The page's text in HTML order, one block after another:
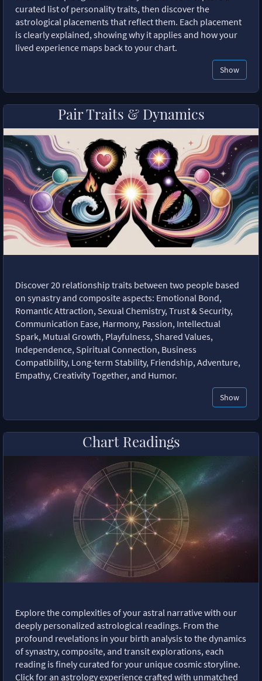
curated list of personality traits, then discover the
astrological placements that reflect them. Each placement
is clearly explained, showing why it applies and how your
lived experience maps back to your chart.
Show
Pair Traits & Dynamics
Discover 20 relationship traits between two people based
on synastry and composite aspects: Emotional Bond,
Romantic Attraction, Sexual Chemistry, Trust & Security,
Communication Ease, Harmony, Passion, Intellectual
Spark, Mutual Growth, Playfulness, Shared Values,
Independence, Spiritual Connection, Business
Compatibility, Long-term Stability, Friendship, Adventure,
Empathy, Creativity Together, and Humor.
Show
Chart Readings
Explore the complexities of your astral narrative with our
deeply personalized astrological readings. From the
profound revelations in your birth analysis to the dynamics
of synastry, composite, and transit explorations, each
reading is finely curated for your unique cosmic storyline.
Click for an astrology experience crafted with unmatched